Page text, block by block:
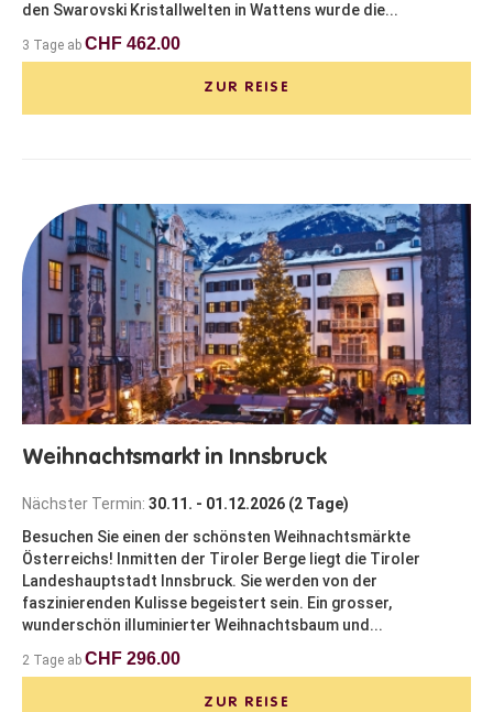
den Swarovski Kristallwelten in Wattens wurde die...
3 Tage ab CHF 462.00
ZUR REISE
Weihnachtsmarkt in Innsbruck
Nächster Termin: 30.11. - 01.12.2026 (2 Tage)
Besuchen Sie einen der schönsten Weihnachtsmärkte
Österreichs! Inmitten der Tiroler Berge liegt die Tiroler
Landeshauptstadt Innsbruck. Sie werden von der
faszinierenden Kulisse begeistert sein. Ein grosser,
wunderschön illuminierter Weihnachtsbaum und...
2 Tage ab CHF 296.00
ZUR REISE